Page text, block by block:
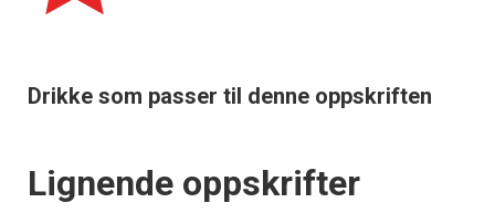
Drikke som passer til denne oppskriften
Lignende oppskrifter